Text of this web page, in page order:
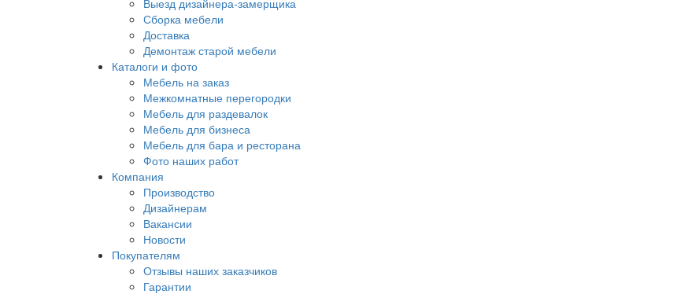
Выезд дизайнера-замерщика
Сборка мебели
Доставка
Демонтаж старой мебели
Каталоги и фото
Мебель на заказ
Межкомнатные перегородки
Мебель для раздевалок
Мебель для бизнеса
Мебель для бара и ресторана
Фото наших работ
Компания
Производство
Дизайнерам
Вакансии
Новости
Покупателям
Отзывы наших заказчиков
Гарантии